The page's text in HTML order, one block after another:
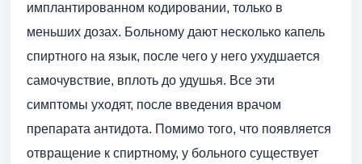
имплантированном кодировании, только в
меньших дозах. Больному дают несколько капель
спиртного на язык, после чего у него ухудшается
самочувствие, вплоть до удушья. Все эти
симптомы уходят, после введения врачом
препарата антидота. Помимо того, что появляется
отвращение к спиртному, у больного существует